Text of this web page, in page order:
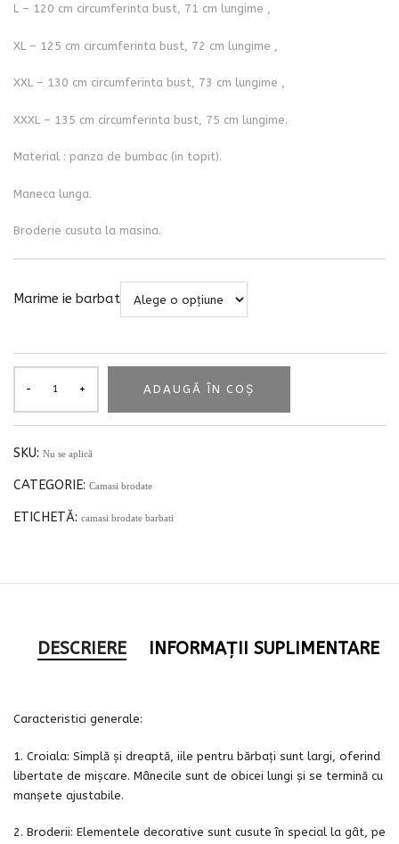
L – 120 cm circumferinta bust, 71 cm lungime ,
XL – 125 cm circumferinta bust, 72 cm lungime ,
XXL – 130 cm circumferinta bust, 73 cm lungime ,
XXXL – 135 cm circumferinta bust, 75 cm lungime.
Material : panza de bumbac (in topit).
Maneca lunga.
Broderie cusuta la masina.
Marime ie barbat
ADAUGĂ ÎN COȘ
SKU: Nu se aplică
CATEGORIE: Camasi brodate
ETICHETĂ: camasi brodate barbati
DESCRIERE INFORMAȚII SUPLIMENTARE
Caracteristici generale:
1. Croiala: Simplă și dreaptă, iile pentru bărbați sunt largi, oferind
libertate de mișcare. Mânecile sunt de obicei lungi și se termină cu
manșete ajustabile.
2. Broderii: Elementele decorative sunt cusute în special la gât, pe